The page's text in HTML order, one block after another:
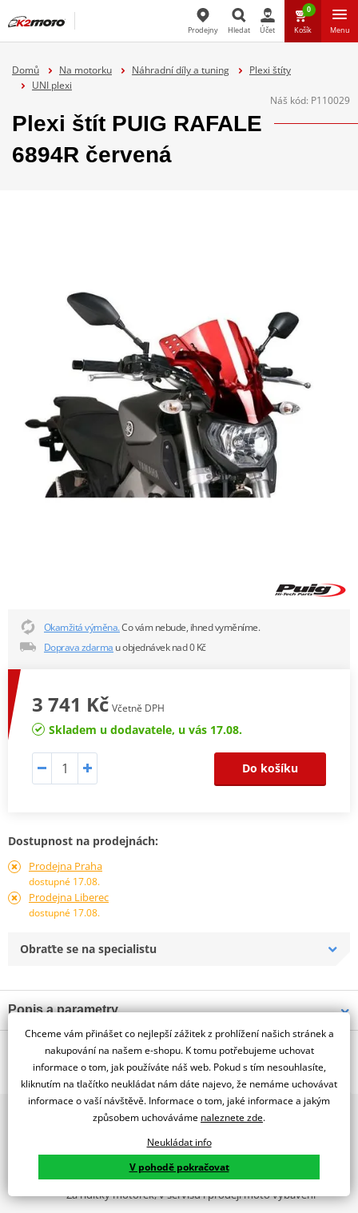
Prodejny Hledat Účet
0
Košík Menu
Domů Na motorku Náhradní díly a tuning
Plexi štíty
UNI plexi
Náš kód: P110029
Plexi štít PUIG RAFALE
6894R červená
Okamžitá výměna.Co vám nebude, ihned vyměníme.
Doprava zdarma u objednávek nad 0 Kč
3 741 Kč Včetně DPH
Skladem u dodavatele, u vás 17.08.
Do košíku
Dostupnost na prodejnách:
Prodejna Praha
dostupné 17.08.
Prodejna Liberec
dostupné 17.08.
Obraťte se na specialistu
Popis a parametry
Jsme autorizovaný
dealer značky PUIG
WINDSHIELD MOD. RAFALE C/RED
Tabulka velikostí
Co když mi to nebude
O výrobci
PUIG byl založen v roce 1964 ve Španělsku. Vyrábí se ve městě
Granollers poblíž Barcelony na ploše 8 000 m² v objektu, který se
dělí na 3 části: komerční, odlitkovou a kovových součástek. Již 40
let se účastní nejslavnějších závodů motocyklů po celém světě. V
naší nabídce naleznete doplňky a příslušenství například: plexi,
padací protektory a mnoho dalšího.
2x multibrand showroom
díly, to vše v Praze a Liberci
Více než 30 let zkušeností
Za řídítky motorek, v servisu i prodeji moto vybavení
Chceme vám přinášet co nejlepší zážitek z prohlížení našich stránek a
nakupování na našem e-shopu. K tomu potřebujeme uchovat
informace o tom, jak používáte náš web. Pokud s tím nesouhlasíte,
kliknutím na tlačítko neukládat nám dáte najevo, že nemáme uchovávat
informace o vaší návštěvě. Informace o tom, jaké informace a jakým
způsobem uchováváme naleznete zde.
Neukládat info
V pohodě pokračovat